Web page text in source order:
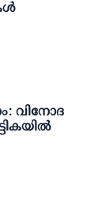
വിനോദ